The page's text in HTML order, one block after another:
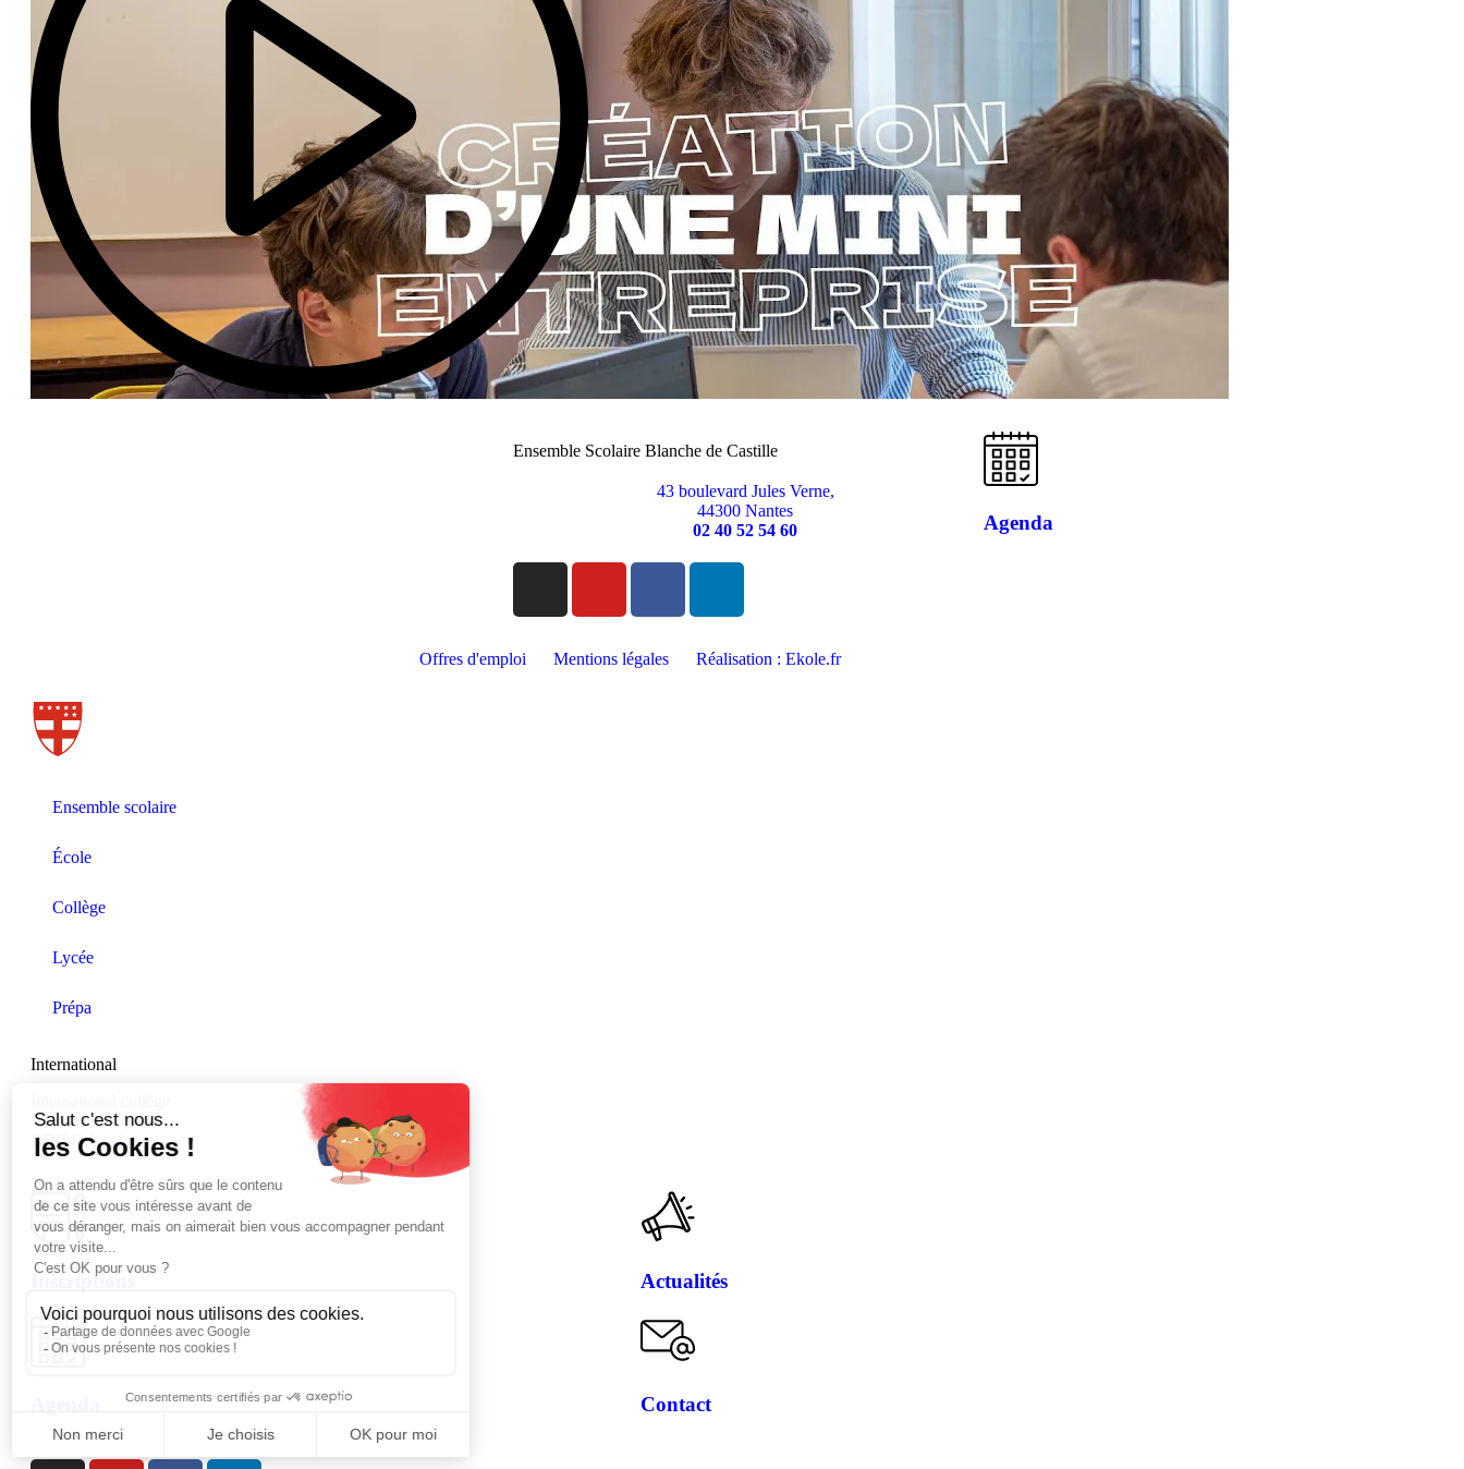
Ensemble Scolaire Blanche de Castille
43 boulevard Jules Verne,
44300 Nantes
02 40 52 54 60
Agenda
Offres d'emploi Mentions légales Réalisation : Ekole.fr
Ensemble scolaire
École
Collège
Lycée
Prépa
International
International lycée
BDC Odyssée
Inscriptions Actualités
Contact